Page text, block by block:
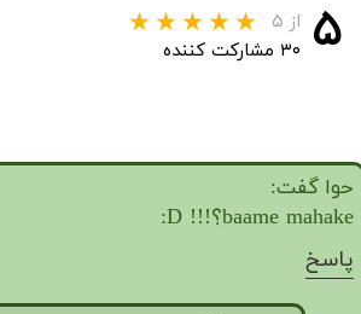
۵ از ۵
۳۰ مشارکت کننده
حوا گفت:
baame mahake؟!!! D:
پاسخ